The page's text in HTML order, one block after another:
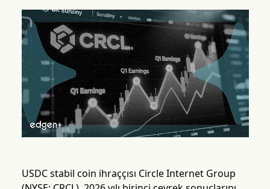
USDC stabil coin ihraççısı Circle Internet Group